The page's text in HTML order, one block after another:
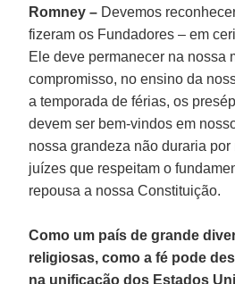
Romney – Devemos
fizeram os Fundadores – em
Ele deve permanecer na nossa
compromisso, no ensino da
a temporada de férias, os
devem ser bem-vindos em
nossa grandeza não duraria por
juízes que respeitam o
repousa a nossa Constituição.
Como um país de grande
religiosas, como a fé pode
na unificação dos Estados